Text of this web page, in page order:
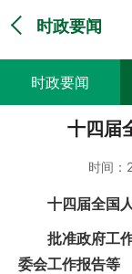
时政要闻
时政要闻
媒体聚焦
科技创新
十四届
时间：
十四届全国
批准政府工
委会工作报告等